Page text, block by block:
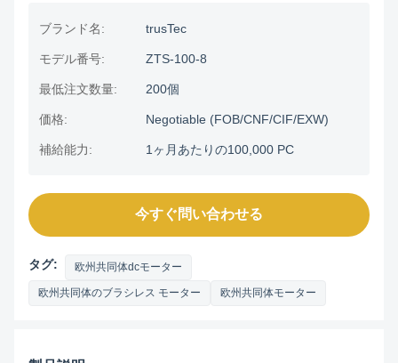
ブランド名: trusTec
モデル番号: ZTS-100-8
最低注文数量: 200個
価格: Negotiable (FOB/CNF/CIF/EXW)
補給能力: 1ヶ月あたりの100,000 PC
今すぐ問い合わせる
タグ: 欧州共同体dcモーター
欧州共同体のブラシレス モーター 欧州共同体モーター